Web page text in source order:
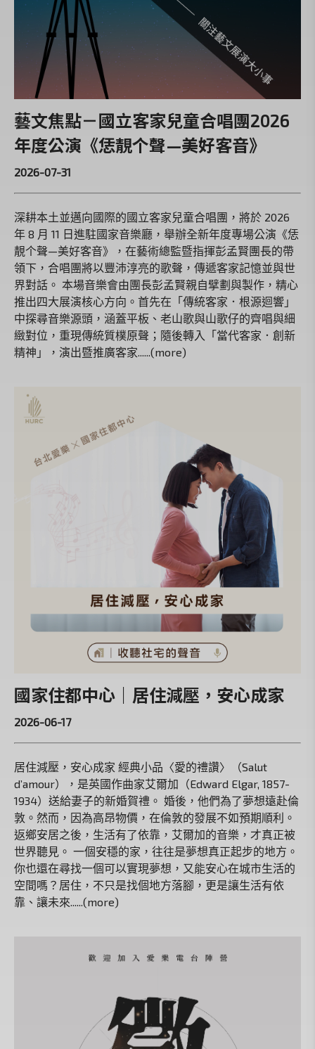
藝文焦點－國立客家兒童合唱團2026
年度公演《恁靚个聲—美好客音》
2026-07-31
深耕本土並邁向國際的國立客家兒童合唱團，將於 2026
年 8 月 11 日進駐國家音樂廳，舉辦全新年度專場公演《恁
靚个聲—美好客音》，在藝術總監暨指揮彭孟賢團長的帶
領下，合唱團將以豐沛淳亮的歌聲，傳遞客家記憶並與世
界對話。 本場音樂會由團長彭孟賢親自擘劃與製作，精心
推出四大展演核心方向。首先在「傳統客家．根源迴響」
中探尋音樂源頭，涵蓋平板、老山歌與山歌仔的齊唱與細
緻對位，重現傳統質樸原聲；隨後轉入「當代客家．創新
精神」，演出暨推廣客家......(more)
國家住都中心｜居住減壓，安心成家
2026-06-17
居住減壓，安心成家 經典小品〈愛的禮讚〉（Salut
d’amour），是英國作曲家艾爾加（Edward Elgar, 1857-
1934）送給妻子的新婚賀禮。 婚後，他們為了夢想遠赴倫
敦。然而，因為高昂物價，在倫敦的發展不如預期順利。
返鄉安居之後，生活有了依靠，艾爾加的音樂，才真正被
世界聽見。 一個安穩的家，往往是夢想真正起步的地方。
你也還在尋找一個可以實現夢想，又能安心在城市生活的
空間嗎？居住，不只是找個地方落腳，更是讓生活有依
靠、讓未來......(more)